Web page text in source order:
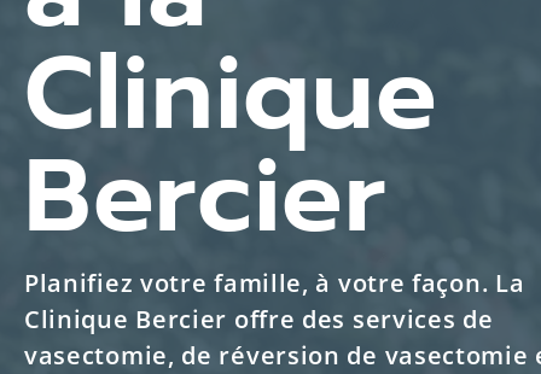
Nous joindre
Clinique
Bercier
Planifiez votre famille, à votre façon. La
Clinique Bercier offre des services de
vasectomie, de réversion de vasectomie